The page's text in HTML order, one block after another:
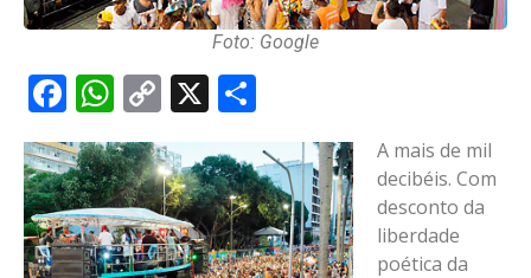
Foto: Google
Facebook
WhatsApp
Copy
Link
X
A mais de mil
decibéis. Com
desconto da
liberdade
poética da